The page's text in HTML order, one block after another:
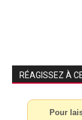
RÉAGISSEZ À
Pour